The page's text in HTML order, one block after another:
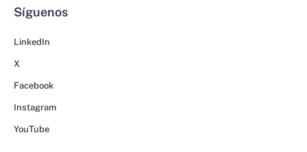
Síguenos
LinkedIn
X
Facebook
Instagram
YouTube